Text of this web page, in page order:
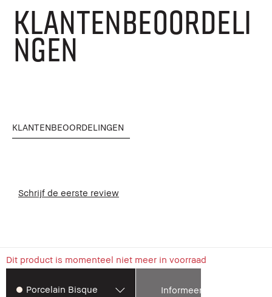
KLANTENBEOORDELI
NGEN
KLANTENBEOORDELINGEN
Schrijf de eerste review
Dit product is momenteel niet meer in voorraad
Porcelain Bisque Informeer mij